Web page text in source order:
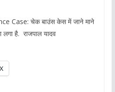
Case: चेक बाउंस केस में जाने माने
लगा है. राजपाल यादव
X